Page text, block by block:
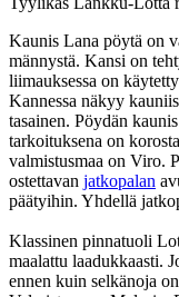
Kaunis Lana pöytä on
männystä. Kansi on
liimauksessa on
Kannessa näkyy
tasainen. Pöydän
tarkoituksena on
valmistusmaa on Viro.
ostettavan jatkopalan
päätyihin. Yhdellä
Klassinen pinnatuoli
maalattu laadukkaasti.
ennen kuin selkänoja